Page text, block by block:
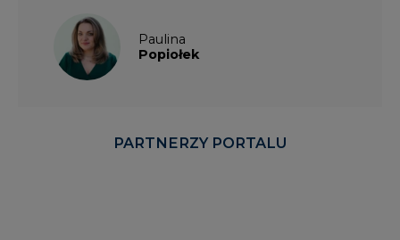
Paulina
Popiołek
PARTNERZY PORTALU